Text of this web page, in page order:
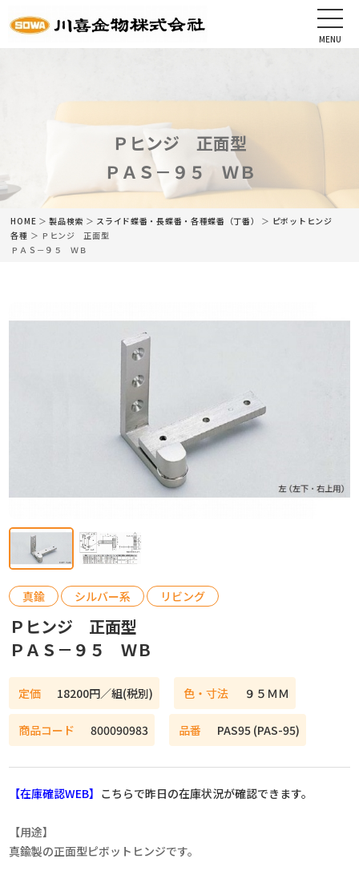
MENU
Ｐヒンジ 正面型
ＰＡＳ－９５ ＷＢ
CLOSE
会社情報
商品情報
カタログ
お問い合わせ
HOME ＞製品検索 ＞ スライド蝶番・長蝶番・各種蝶番（丁番） ＞ ピボットヒンジ
各種 ＞ Ｐヒンジ 正面型
ＰＡＳ－９５ ＷＢ
真鍮 シルバー系 リビング
Ｐヒンジ 正面型
ＰＡＳ－９５ ＷＢ
定価 18200円／組(税別) 色・寸法 ９５ＭＭ
商品コード 800090983 品番 PAS95 (PAS-95)
【在庫確認WEB】 こちらで昨日の在庫状況が確認できます。
【用途】
真鍮製の正面型ピボットヒンジです。